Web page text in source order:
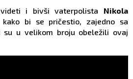
i bivši vaterpolista Nikola
bi se pričestio, zajedno sa
su u velikom broju obeležili ovaj